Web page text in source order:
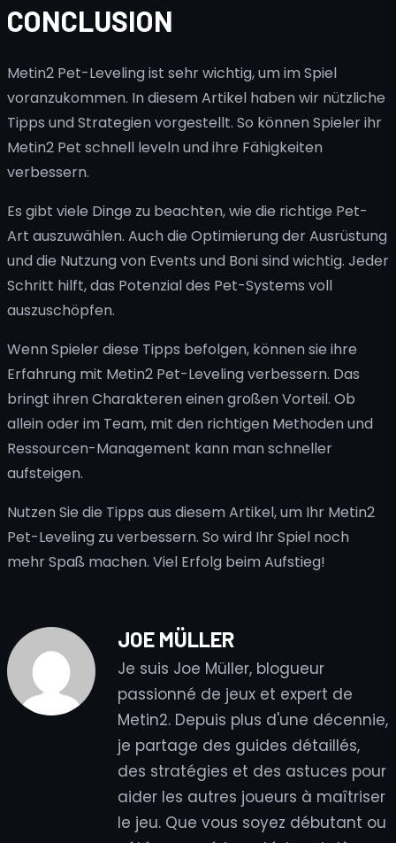
CONCLUSION
Metin2 Pet-Leveling ist sehr wichtig, um im Spiel
voranzukommen. In diesem Artikel haben wir nützliche
Tipps und Strategien vorgestellt. So können Spieler ihr
Metin2 Pet schnell leveln und ihre Fähigkeiten
verbessern.
Es gibt viele Dinge zu beachten, wie die richtige Pet-
Art auszuwählen. Auch die Optimierung der Ausrüstung
und die Nutzung von Events und Boni sind wichtig. Jeder
Schritt hilft, das Potenzial des Pet-Systems voll
auszuschöpfen.
Wenn Spieler diese Tipps befolgen, können sie ihre
Erfahrung mit Metin2 Pet-Leveling verbessern. Das
bringt ihren Charakteren einen großen Vorteil. Ob
allein oder im Team, mit den richtigen Methoden und
Ressourcen-Management kann man schneller
aufsteigen.
Nutzen Sie die Tipps aus diesem Artikel, um Ihr Metin2
Pet-Leveling zu verbessern. So wird Ihr Spiel noch
mehr Spaß machen. Viel Erfolg beim Aufstieg!
JOE MÜLLER
Je suis Joe Müller, blogueur
passionné de jeux et expert de
Metin2. Depuis plus d'une décennie,
je partage des guides détaillés,
des stratégies et des astuces pour
aider les autres joueurs à maîtriser
le jeu. Que vous soyez débutant ou